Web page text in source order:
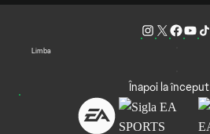
Limba
Înapoi la început